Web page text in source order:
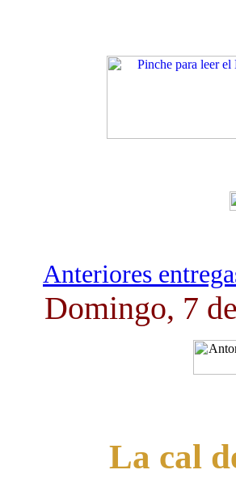
Anteriores
Domingo, 7
La cal